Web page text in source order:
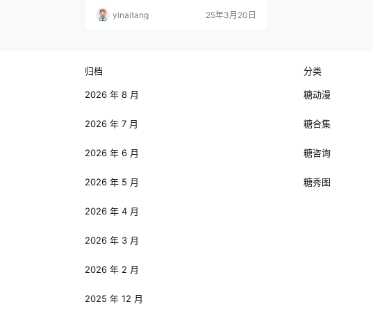
前两季收获了大批拥趸。2021 年第一季首
播，2023 年第二季分两部分播出，均在 N
yinaitang 25年3月20日
归档
2026 年 8 月
2026 年 7 月
2026 年 6 月
2026 年 5 月
2026 年 4 月
2026 年 3 月
2026 年 2 月
2025 年 12 月
分类
糖动漫
糖合集
糖咨询
糖秀图